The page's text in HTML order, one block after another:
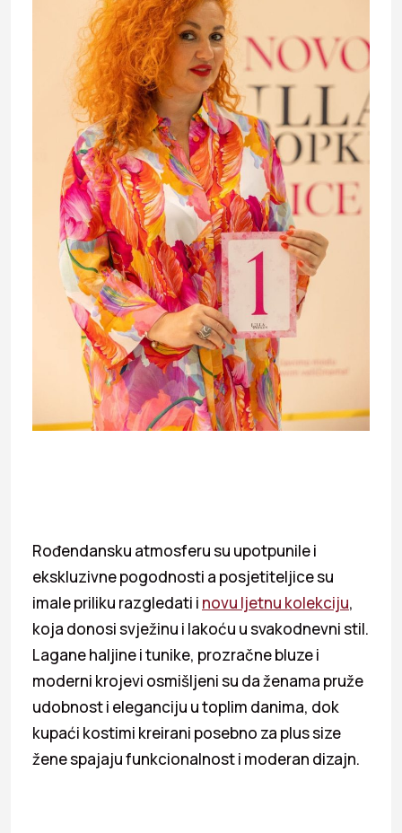
Rođendansku atmosferu su upotpunile i
ekskluzivne pogodnosti a posjetiteljice su
imale priliku razgledati i novu ljetnu kolekciju,
koja donosi svježinu i lakoću u svakodnevni stil.
Lagane haljine i tunike, prozračne bluze i
moderni krojevi osmišljeni su da ženama pruže
udobnost i eleganciju u toplim danima, dok
kupaći kostimi kreirani posebno za plus size
žene spajaju funkcionalnost i moderan dizajn.